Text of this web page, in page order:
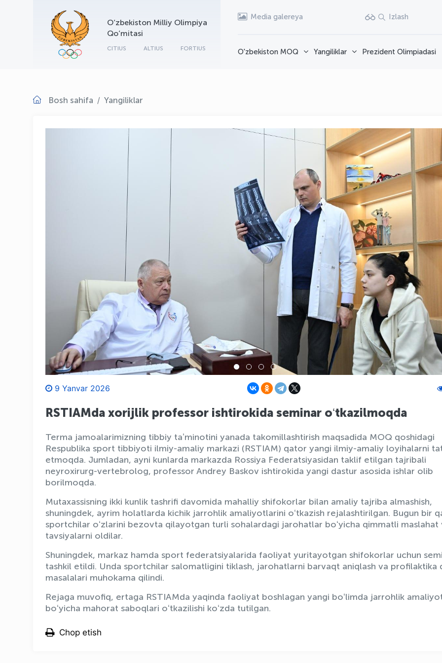
O‘zbekiston Milliy Olimpiya
Qo‘mitasi
CITIUS ALTIUS FORTIUS
Media galereya Izlash
O'zbekiston MOQ Yangiliklar Prezident Olimpiadasi
Bosh sahifa Yangiliklar
9 Yanvar 2026
RSTIAMda xorijlik professor ishtirokida seminar oʻtkazilmoqda
Terma jamoalarimizning tibbiy taʼminotini yanada takomillashtirish maqsadida MOQ qoshidagi
Respublika sport tibbiyoti ilmiy-amaliy markazi (RSTIAM) qator yangi ilmiy-amaliy loyihalarni
etmoqda. Jumladan, ayni kunlarda markazda Rossiya Federatsiyasidan taklif etilgan tajribali
neyroxirurg-vertebrolog, professor Andrey Baskov ishtirokida yangi dastur asosida ishlar olib
borilmoqda.
Mutaxassisning ikki kunlik tashrifi davomida mahalliy shifokorlar bilan amaliy tajriba almashish,
shuningdek, ayrim holatlarda kichik jarrohlik amaliyotlarini oʻtkazish rejalashtirilgan. Bugun bir
sportchilar oʻzlarini bezovta qilayotgan turli sohalardagi jarohatlar boʻyicha qimmatli maslahat
tavsiyalarni oldilar.
Shuningdek, markaz hamda sport federatsiyalarida faoliyat yuritayotgan shifokorlar uchun
tashkil etildi. Unda sportchilar salomatligini tiklash, jarohatlarni barvaqt aniqlash va profilaktika
masalalari muhokama qilindi.
Rejaga muvofiq, ertaga RSTIAMda yaqinda faoliyat boshlagan yangi boʻlimda jarrohlik
boʻyicha mahorat saboqlari oʻtkazilishi koʻzda tutilgan.
Chop etish